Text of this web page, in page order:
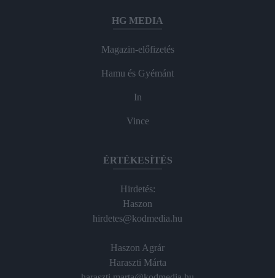
HG MEDIA
Magazin-előfizetés
Hamu és Gyémánt
In
Vince
ÉRTÉKESÍTÉS
Hirdetés:
Haszon
hirdetes@kodmedia.hu
Haszon Agrár
Haraszti Márta